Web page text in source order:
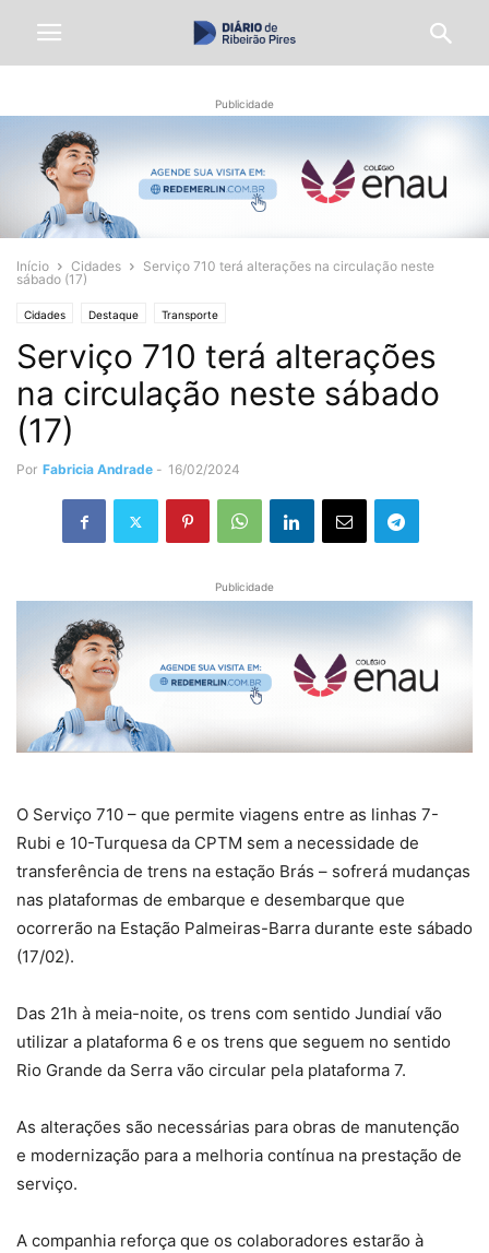
Publicidade
Início Cidades
Serviço 710 terá alterações na circulação neste
sábado (17)
Cidades Destaque Transporte
Serviço 710 terá alterações
na circulação neste sábado
(17)
Por Fabricia Andrade - 16/02/2024
Publicidade
O Serviço 710 – que permite viagens entre as linhas 7-
Rubi e 10-Turquesa da CPTM sem a necessidade de
transferência de trens na estação Brás – sofrerá mudanças
nas plataformas de embarque e desembarque que
ocorrerão na Estação Palmeiras-Barra durante este sábado
(17/02).
Das 21h à meia-noite, os trens com sentido Jundiaí vão
utilizar a plataforma 6 e os trens que seguem no sentido
Rio Grande da Serra vão circular pela plataforma 7.
As alterações são necessárias para obras de manutenção
e modernização para a melhoria contínua na prestação de
serviço.
A companhia reforça que os colaboradores estarão à